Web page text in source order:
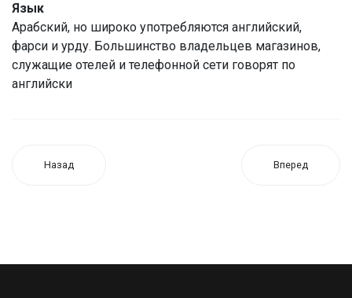
Язык
Арабский, но широко употребляются английский,
фарси и урду. Большинство владельцев магазинов,
служащие отелей и телефонной сети говорят по
английски
Назад Вперед